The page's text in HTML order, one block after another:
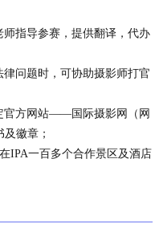
指导参赛，提供翻译，代办
问题时，可协助摄影师打官
官方网站——国际摄影网（网
徽章；
IPA一百多个合作景区及酒店